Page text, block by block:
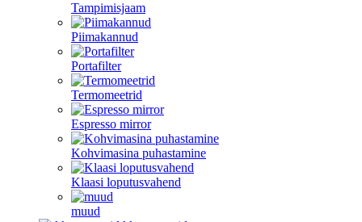
Tampimisjaam
Piimakannud
Portafilter
Termomeetrid
Espresso mirror
Kohvimasina puhastamine
Klaasi loputusvahend
muud